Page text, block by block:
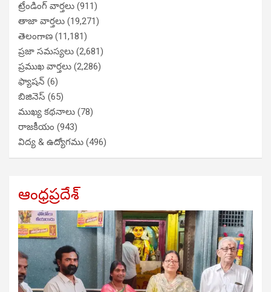
ట్రేండింగ్ వార్తలు (911)
తాజా వార్తలు (19,271)
తెలంగాణ (11,181)
ప్రజా సమస్యలు (2,681)
ప్రముఖ వార్తలు (2,286)
ఫ్యాషన్ (6)
బిజినెస్ (65)
ముఖ్య కథనాలు (78)
రాజకీయం (943)
విద్య & ఉద్యోగము (496)
ఆంధ్రప్రదేశ్